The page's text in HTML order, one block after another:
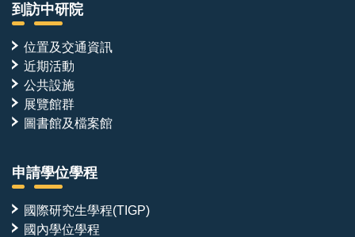
到訪中研院
位置及交通資訊
近期活動
公共設施
展覽館群
圖書館及檔案館
申請學位學程
國際研究生學程(TIGP)
國內學位學程